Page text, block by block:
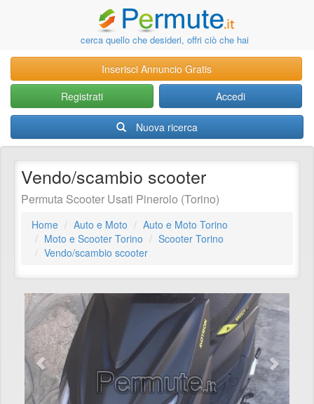
cerca quello che desideri, offri ciò che hai
Inserisci Annuncio Gratis
Registrati
Accedi
Nuova ricerca
Vendo/scambio scooter
Permuta Scooter Usati Pinerolo (Torino)
Home Auto e Moto
Auto e Moto Torino
Moto e Scooter Torino
Scooter Torino
Vendo/scambio scooter